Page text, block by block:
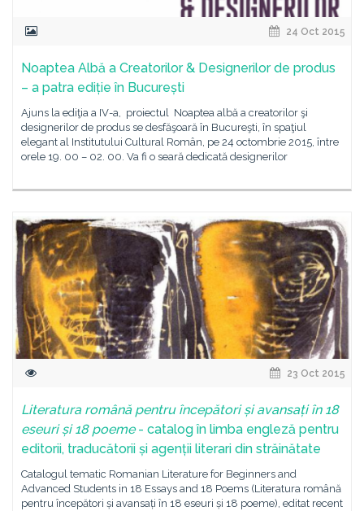
24 Oct 2015
Noaptea Albă a Creatorilor & Designerilor de produs
– a patra ediție în București
Ajuns la ediţia a IV-a, proiectul Noaptea albă a creatorilor şi
designerilor de produs se desfăşoară în Bucureşti, în spaţiul
elegant al Institutului Cultural Român, pe 24 octombrie 2015, între
orele 19. 00 – 02. 00. Va fi o seară dedicată designerilor
23 Oct 2015
Literatura română pentru începători și avansați în 18
eseuri și 18poeme- catalog în limba engleză pentru
editorii, traducătorii și agenții literari din străinătate
Catalogul tematic Romanian Literature for Beginners and
Advanced Students in 18 Essays and 18 Poems (Literatura română
pentru începători și avansați în 18 eseuri și 18 poeme), editat recent